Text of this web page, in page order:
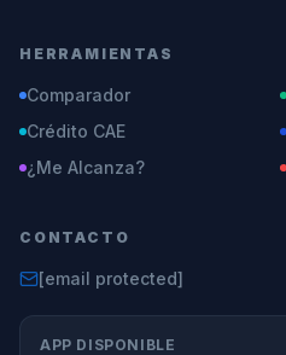
HERRAMIENTAS
Comparador
Crédito CAE
¿Me Alcanza?
CONTACTO
[email protected]
APP DISPONIBLE